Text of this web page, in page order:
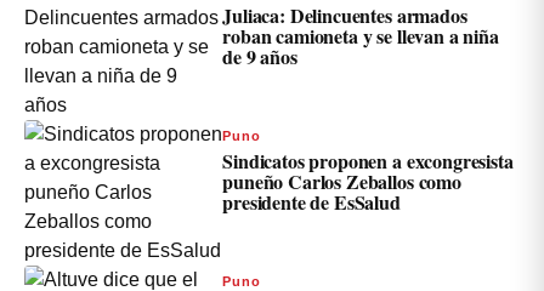
Juliaca: Delincuentes armados
roban camioneta y se llevan a niña
de 9 años
Puno
Sindicatos proponen a excongresista
puneño Carlos Zeballos como
presidente de EsSalud
Puno